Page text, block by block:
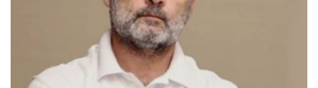
बिहार में गंगा-गंडक पर बनेंगे 16 नए जेटी :
यात्रियों और माल की आवाजाही आसान, जल
परिवहन से कारोबार को मिलेगी नई रफ्तार...
BIHAR POLITICS :सासाराम में मजदूर की हत्या पर तेजस्वी यादव का सरकार पर
हमला, बोले- बिहार मे...